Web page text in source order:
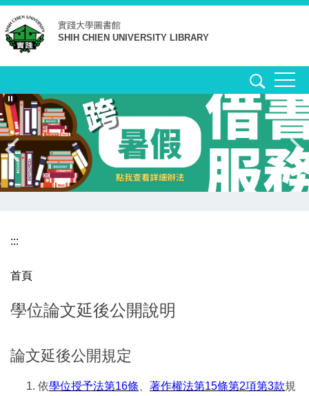
跳
到
主
要
容
區
實踐大學圖書館
SHIH CHIEN UNIVERSITY LIBRARY
:::
首頁
學位論文延後公開說明
論文延後公開規定
依學位授予法第16條 著作權法第15條第2項第3款規